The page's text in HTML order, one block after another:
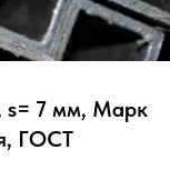
s= 7 мм, Марк
ГОСТ